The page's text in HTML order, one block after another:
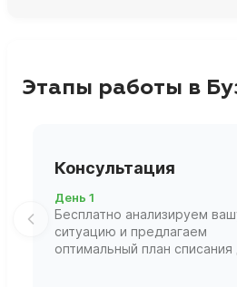
Этапы работы в
Консультация
День 1
Бесплатно анализируем
ситуацию и предлагаем
оптимальный план списания